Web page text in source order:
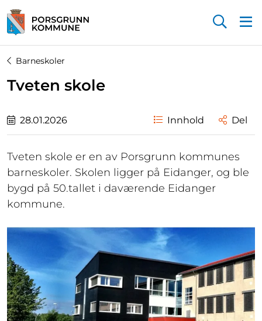
Barneskoler
Tveten skole
28.01.2026 Innhold Del
Tveten skole er en av Porsgrunn kommunes
barneskoler. Skolen ligger på Eidanger, og ble
bygd på 50.tallet i daværende Eidanger
kommune.